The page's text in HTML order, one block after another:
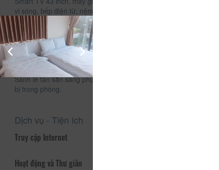
vi sóng, bếp điện từ, nệm Tony Bed 25cm cho giấc ngủ
ngon, điện thoại, các nội thất còn lại xem hình sẽ rõ
Mỗi căn hộ là 1 trệt 1 lầu .
Vị trí nằm ở khu biệt thự Hàn Quốc dân trí cao view trực tiếp
ra DaLat Hasfarm
An ninh tuyệt đối camera giám sát bảo vệ trực 24/24 có thẻ
mới dc vào, có chỗ đậu xe oto.
Sảnh lễ tân sẵn sàng phục vụ bằng điện thoại đã được trang
bị trong phòng.
Dịch vụ - Tiện ích
Truy cập Internet
Hoạt động và Thư giãn